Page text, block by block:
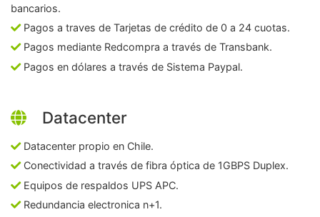
bancarios.
Pagos a traves de Tarjetas de crédito de 0 a 24 cuotas.
Pagos mediante Redcompra a través de Transbank.
Pagos en dólares a través de Sistema Paypal.
Datacenter
Datacenter propio en Chile.
Conectividad a través de fibra óptica de 1GBPS Duplex.
Equipos de respaldos UPS APC.
Redundancia electronica n+1.